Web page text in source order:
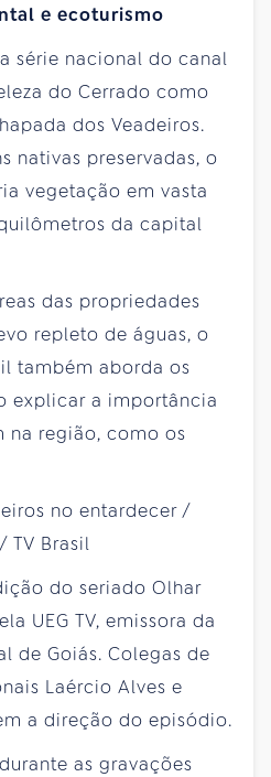
e ecoturismo
série nacional do canal
do Cerrado como
dos Veadeiros.
nativas preservadas, o
vegetação em vasta
da capital
das propriedades
repleto de águas, o
também aborda os
explicar a importância
na região, como os
do seriado Olhar
UEG TV, emissora da
de Goiás. Colegas de
Laércio Alves e
a direção do episódio.
as gravações